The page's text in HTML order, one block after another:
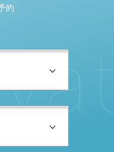
約 a